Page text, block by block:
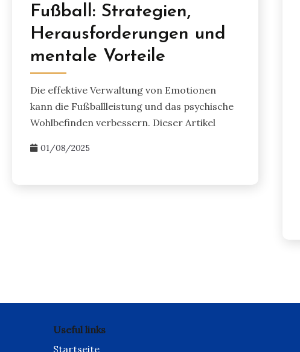
Fußball: Strategien,
Herausforderungen und
mentale Vorteile
Die effektive Verwaltung von Emotionen
kann die Fußballleistung und das psychische
Wohlbefinden verbessern. Dieser Artikel
01/08/2025
Useful links
Startseite